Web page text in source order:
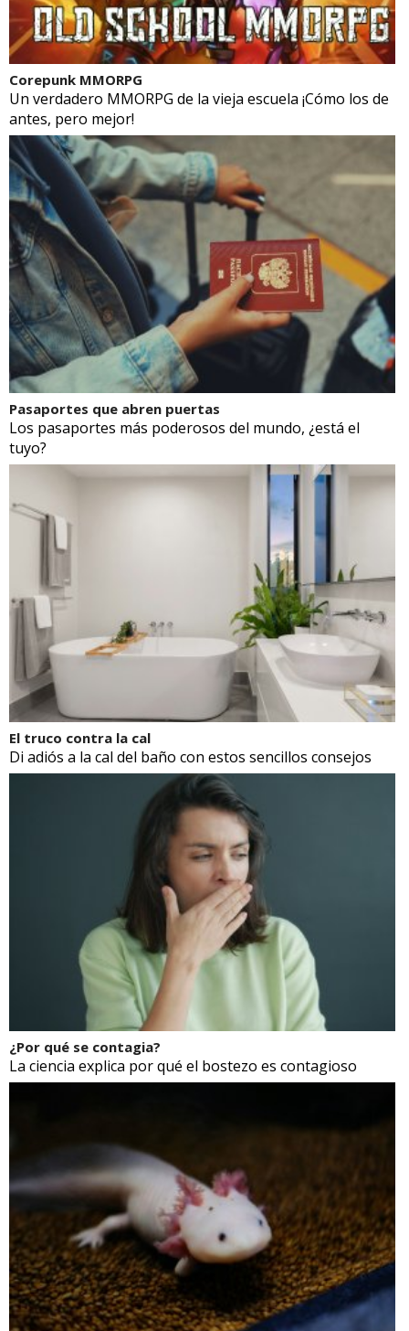
Corepunk MMORPG
Un verdadero MMORPG de la vieja escuela ¡Cómo los de
antes, pero mejor!
Pasaportes que abren puertas
Los pasaportes más poderosos del mundo, ¿está el
tuyo?
El truco contra la cal
Di adiós a la cal del baño con estos sencillos consejos
¿Por qué se contagia?
La ciencia explica por qué el bostezo es contagioso